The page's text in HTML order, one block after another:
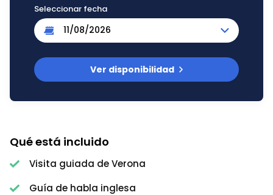
Seleccionar fecha
Ver disponibilidad
Qué está incluido
Visita guiada de Verona
Guía de habla inglesa